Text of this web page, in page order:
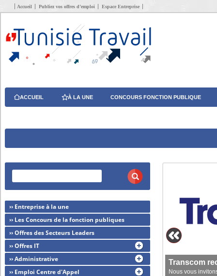
Accueil Publiez vos offres d’emploi Espace Entreprise
ACCUEIL À LA UNE CONCOURS FONCTION PUBLIQUE
Transcom
Nous vous
›› Entreprise à la une
›› Les Concours de la fonction publiques
›› Offres des Secteurs Leaders
›› Offres IT
›› Administrative
›› Emploi Centre d'Appel